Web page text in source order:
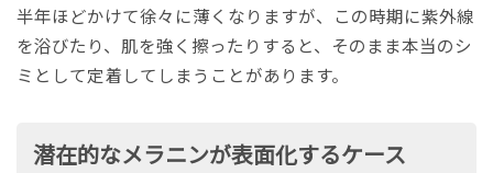
半年ほどかけて徐々に薄くなりますが、この時期に紫外線
を浴びたり、肌を強く擦ったりすると、そのまま本当のシ
ミとして定着してしまうことがあります。
潜在的なメラニンが表面化するケース